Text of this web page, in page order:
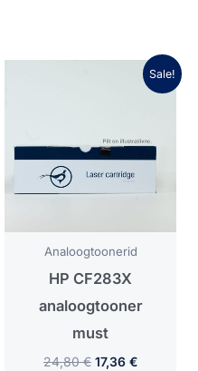
Sale!
Analoogtoonerid
HP CF283X
analoogtooner
must
24,80€ 17,36€
Praegune
hind